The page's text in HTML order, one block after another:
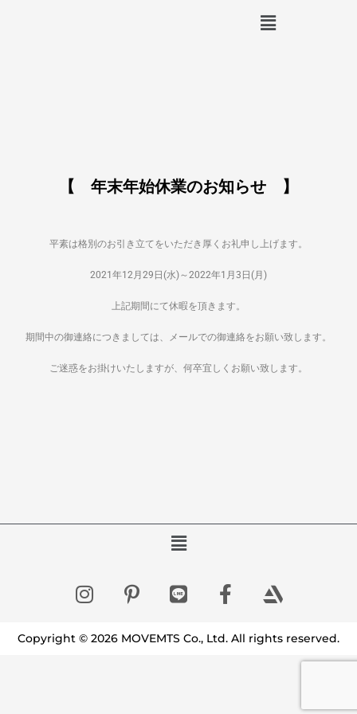
【 年末年始休業のお知らせ 】
平素は格別のお引き立てをいただき厚くお礼申し上げます。
2021年12月29日(水)～2022年1月3日(月)
上記期間にて休暇を頂きます。
期間中の御連絡につきましては、メールでの御連絡をお願い致します。
ご迷惑をお掛けいたしますが、何卒宜しくお願い致します。
Copyright © 2026 MOVEMTS Co., Ltd. All rights reserved.